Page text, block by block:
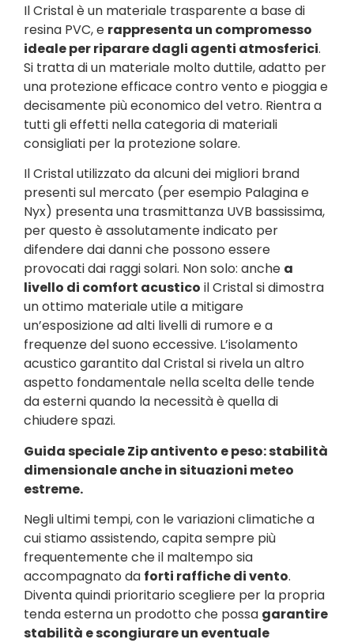
Il Cristal è un materiale trasparente a base di
resina PVC, e rappresenta un compromesso
ideale per riparare dagli agenti atmosferici.
Si tratta di un materiale molto duttile, adatto per
una protezione efficace contro vento e pioggia e
decisamente più economico del vetro. Rientra a
tutti gli effetti nella categoria di materiali
consigliati per la protezione solare.
Il Cristal utilizzato da alcuni dei migliori brand
presenti sul mercato (per esempio Palagina e
Nyx) presenta una trasmittanza UVB bassissima,
per questo è assolutamente indicato per
difendere dai danni che possono essere
provocati dai raggi solari. Non solo: anche a
livello di comfort acustico il Cristal si dimostra
un ottimo materiale utile a mitigare
un’esposizione ad alti livelli di rumore e a
frequenze del suono eccessive. L’isolamento
acustico garantito dal Cristal si rivela un altro
aspetto fondamentale nella scelta delle tende
da esterni quando la necessità è quella di
chiudere spazi.
Guida speciale Zip antivento e peso: stabilità
dimensionale anche in situazioni meteo
estreme.
Negli ultimi tempi, con le variazioni climatiche a
cui stiamo assistendo, capita sempre più
frequentemente che il maltempo sia
accompagnato da forti raffiche di vento.
Diventa quindi prioritario scegliere per la propria
tenda esterna un prodotto che possa garantire
stabilità e scongiurare un eventuale